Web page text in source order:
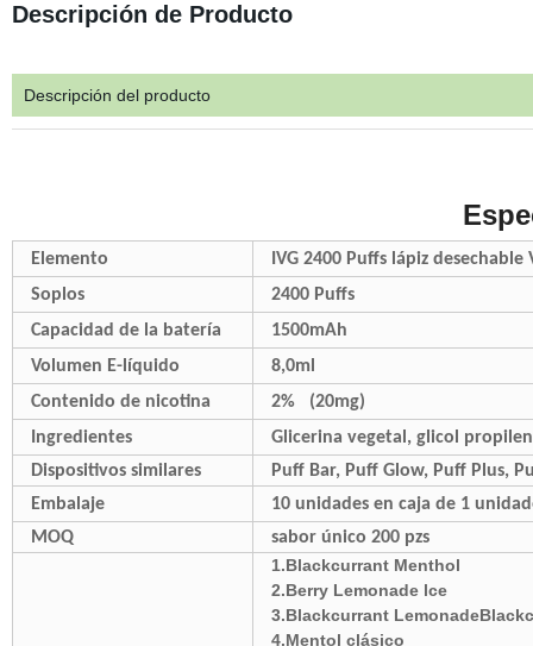
Descripción de Producto
Descripción del producto
Elemento
IVG 2400 Puffs lápiz desechable
Soplos
2400 Puffs
Capacidad de la batería
1500mAh
Volumen E-líquido
8,0ml
Contenido de nicotina
2%
(20mg)
Ingredientes
Glicerina vegetal, glicol
Dispositivos similares
Puff Bar, Puff Glow, Puff Plus,
Embalaje
10 unidades en caja de 1
MOQ
sabor único 200 pzs
1.Blackcurrant Menthol
2.Berry Lemonade lce
3.Blackcurrant
4.Mentol clásico